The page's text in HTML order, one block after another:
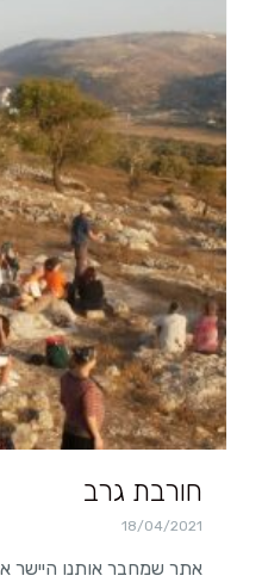
חורבת גרב
18/04/2021
אתר שמחבר אותנו היישר